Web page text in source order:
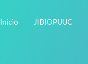
Inicio JIBIOPUUC